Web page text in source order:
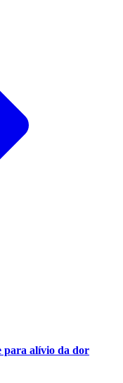
para alívio da dor